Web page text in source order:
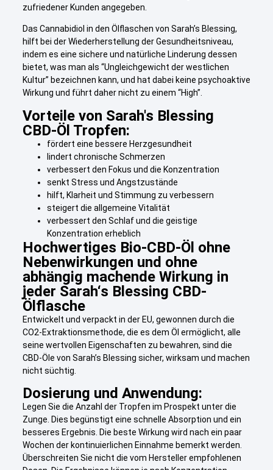
zufriedener Kunden angegeben.
Das Cannabidiol in den Ölflaschen von Sarah’s Blessing,
hilft bei der Wiederherstellung der Gesundheitsniveau,
indem es eine sichere und natürliche Linderung dessen
bietet, was man als “Ungleichgewicht der westlichen
Kultur” bezeichnen kann, und hat dabei keine psychoaktive
Wirkung und führt daher nicht zu einem “High”.
Vorteile von Sarah's Blessing
CBD-Öl Tropfen:
fördert eine bessere Herzgesundheit
lindert chronische Schmerzen
verbessert den Fokus und die Konzentration
senkt Stress und Angstzustände
hilft, Klarheit und Stimmung zu verbessern
steigert die allgemeine Vitalität
verbessert den Schlaf und die geistige
Konzentration erheblich
Hochwertiges Bio-CBD-Öl ohne
Nebenwirkungen und ohne
abhängig machende Wirkung in
jeder Sarah‘s Blessing CBD-
Ölflasche
Entwickelt und verpackt in der EU, gewonnen durch die
CO2-Extraktionsmethode, die es dem Öl ermöglicht, alle
seine wertvollen Eigenschaften zu bewahren, sind die
CBD-Öle von Sarah’s Blessing sicher, wirksam und machen
nicht süchtig.
Dosierung und Anwendung:
Legen Sie die Anzahl der Tropfen im Prospekt unter die
Zunge. Dies begünstigt eine schnelle Absorption und ein
besseres Ergebnis. Die beste Wirkung wird nach ein paar
Wochen der kontinuierlichen Einnahme bemerkt werden.
Überschreiten Sie nicht die vom Hersteller empfohlenen